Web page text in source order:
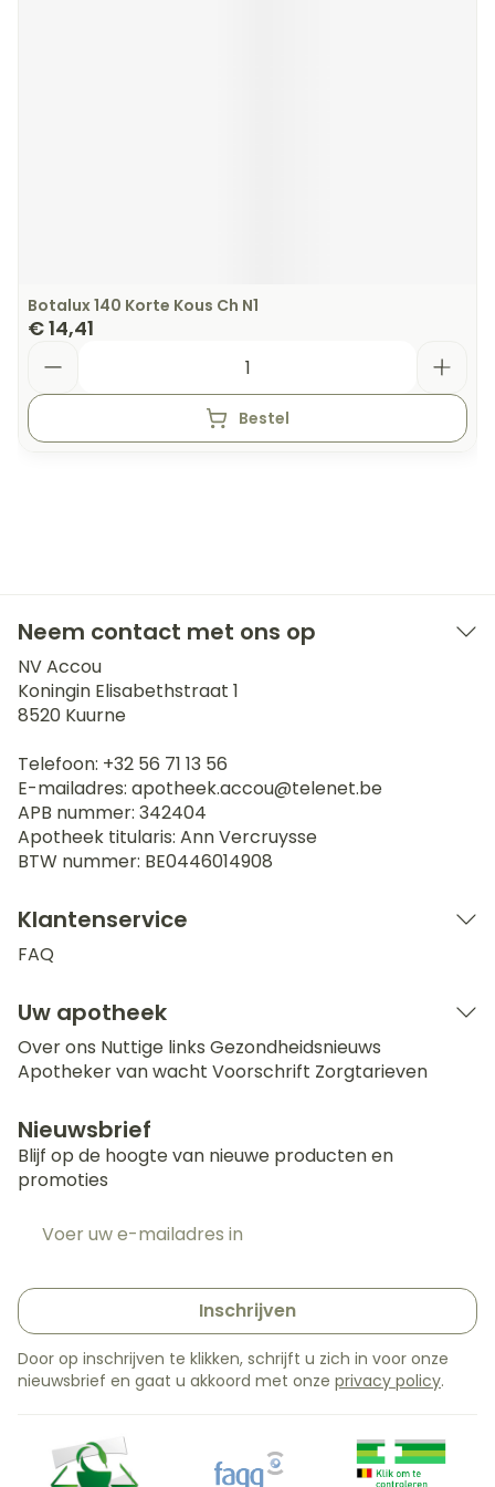
Botalux 140 Korte Kous Ch N1
€ 14,41
Bestel
Neem contact met ons op
NV Accou
Koningin Elisabethstraat 1
8520 Kuurne
Telefoon: +32 56 71 13 56
E-mailadres: apotheek.accou@telenet.be
APB nummer: 342404
Apotheek titularis: Ann Vercruysse
BTW nummer: BE0446014908
Klantenservice
FAQ
Uw apotheek
Over ons Nuttige links Gezondheidsnieuws
Apotheker van wacht Voorschrift Zorgtarieven
Nieuwsbrief
Blijf op de hoogte van nieuwe producten en
promoties
Inschrijven
Door op inschrijven te klikken, schrijft u zich in voor onze
nieuwsbrief en gaat u akkoord met onze privacy policy.